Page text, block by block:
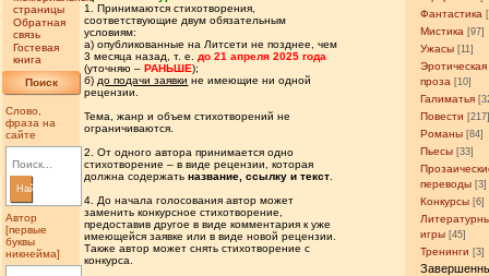
страницы
Обратная
связь
Гостевая
книга
Поиск
Слово,
фраза на
сайте
Найти
Автор
[первые
буквы
никнейма]
Фантастика
Мистика [97]
Ужасы [11]
Эротическая
проза [10]
Галиматья
Повести
Романы [84]
Пьесы [33]
переводы [3]
Конкурсы [6]
игры [45]
Тренинги [3]
1. Принимаются стихотворения,
соответствующие двум обязательным
условиям:
а) опубликованные на Литсети не позднее, чем
3 месяца назад, т. е. до 21 апреля 2025 года
(уточняю –РАНЬШЕ);
б) до подачи заявки не имеющие ни одной
рецензии.
Тема, жанр и объем стихотворений не
ограничиваются.
2. От одного автора принимается одно
стихотворение – в виде рецензии, которая
должна содержатьназвание, ссылку и текст
4. До начала голосования автор может
заменить конкурсное стихотворение,
предоставив другое в виде комментария к уже
имеющейся заявке или в виде новой рецензии.
Также автор может снять стихотворение с
конкурса.